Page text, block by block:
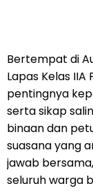
Bertempat di
Lapas Kelas
pentingnya
serta sikap
binaan dan
suasana yang
jawab
seluruh warga